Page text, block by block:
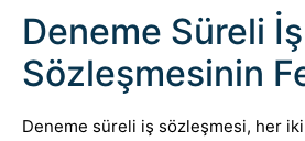
Deneme Süreli İş
Sözleşmesinin
Deneme süreli iş sözleşmesi, her